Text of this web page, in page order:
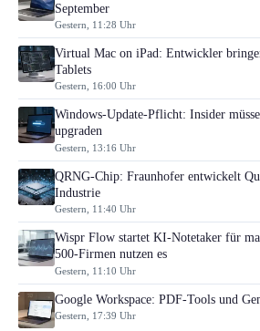
September
Gestern, 11:28 Uhr
Virtual Mac on iPad: Entwickler
Tablets
Gestern, 16:00 Uhr
Windows-Update-Pflicht: Insider
upgraden
Gestern, 13:16 Uhr
QRNG-Chip: Fraunhofer entwickelt
Industrie
Gestern, 11:40 Uhr
Wispr Flow startet KI-Notetaker für
500-Firmen nutzen es
Gestern, 11:10 Uhr
Google Workspace: PDF-Tools und
Gestern, 17:39 Uhr